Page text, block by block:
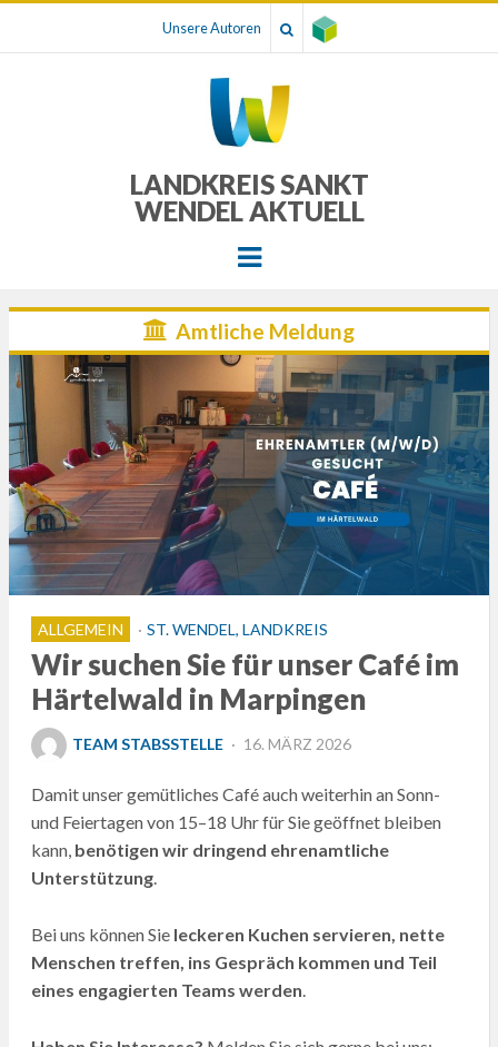
Unsere Autoren
LANDKREIS SANKT
WENDEL AKTUELL
Menu
Amtliche Meldung
ALLGEMEIN ST. WENDEL, LANDKREIS
Wir suchen Sie für unser Café im
Härtelwald in Marpingen
TEAM STABSSTELLE
POSTED
16. MÄRZ 2026
Damit unser gemütliches Café auch weiterhin an Sonn-
und Feiertagen von 15–18 Uhr für Sie geöffnet bleiben
kann, benötigen wir dringend ehrenamtliche
Unterstützung.
Bei uns können Sie leckeren Kuchen servieren, nette
Menschen treffen, ins Gespräch kommen und Teil
eines engagierten Teams werden.